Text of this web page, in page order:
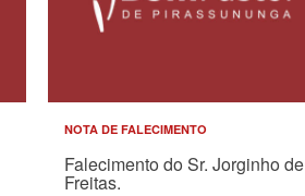
NOTA DE FALECIMENTO
Falecimento do Sr. Jorginho de
Freitas.